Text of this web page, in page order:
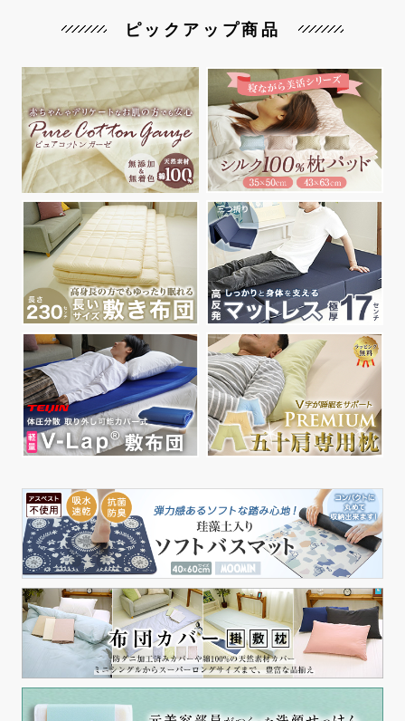
ピックアップ商品